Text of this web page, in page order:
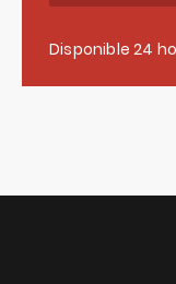
Disponible 24